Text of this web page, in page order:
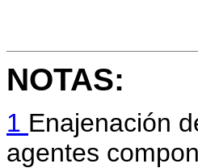
NOTAS:
1 Enajenación
agentes